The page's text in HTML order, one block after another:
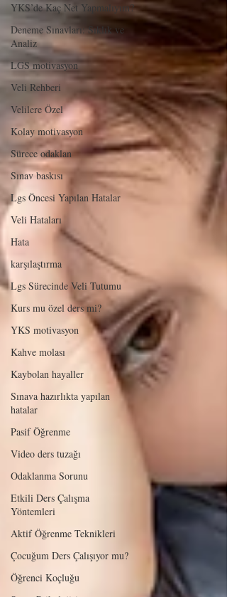
YKS’de Kaç Net Yapmalıyım?
Deneme Sınavları: Sıklık ve
Analiz
LGS motivasyon
Veli Rehberi
Velilere Özel
Kolay motivasyon
Sürece odaklan
Sınav baskısı
Lgs Öncesi Yapılan Hatalar
Veli Hataları
Hata
karşılaştırma
Lgs Sürecinde Veli Tutumu
Kurs mu özel ders mi?
YKS motivasyon
Kahve molası
Kaybolan hayaller
Sınava hazırlıkta yapılan
hatalar
Pasif Öğrenme
Video ders tuzağı
Odaklanma Sorunu
Etkili Ders Çalışma
Yöntemleri
Aktif Öğrenme Teknikleri
Çocuğum Ders Çalışıyor mu?
Öğrenci Koçluğu